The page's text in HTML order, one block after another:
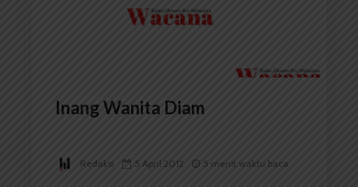
Inang Wanita Diam
Redaksi 5 April 2012 5 menit waktu baca